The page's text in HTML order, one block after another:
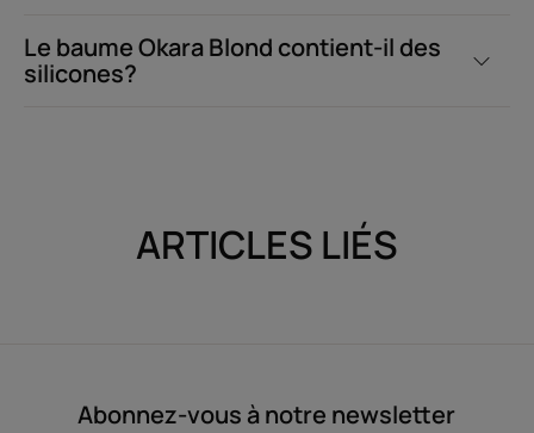
Le baume Okara Blond contient-il des
silicones?
ARTICLES LIÉS
Abonnez-vous à notre newsletter